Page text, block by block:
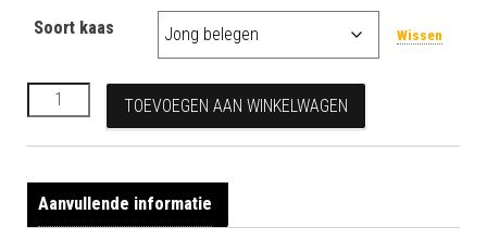
Soort kaas Wissen
Ham kaas aantal
TOEVOEGEN AAN WINKELWAGEN
Aanvullende informatie